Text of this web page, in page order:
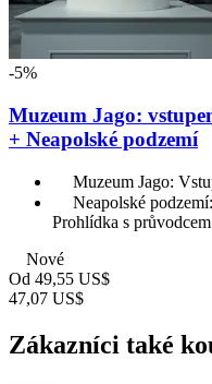
-5%
Muzeum Jago:
+ Neapolské podzemí
Muzeum Jago:
Neapolské
Prohlídka s
Nové
Od 49,55 US$
47,07 US$
Zákazníci také